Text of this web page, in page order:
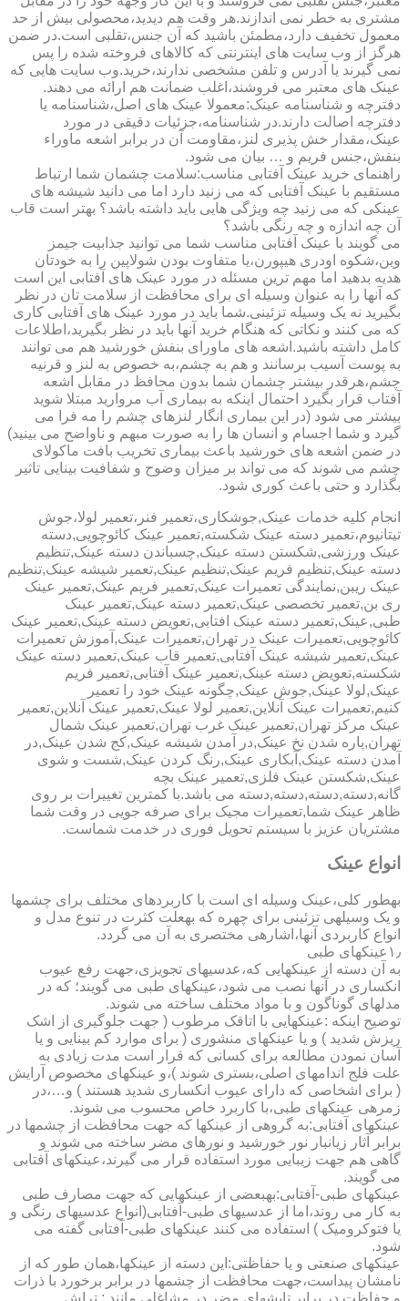
مشتری به خطر نمی اندازند.هر وقت هم دیدید،محصولی بیش از حد
معمول تخفیف دارد،مطمئن باشید که آن جنس،تقلبی است.در ضمن
هرگز از وب سایت های اینترنتی که کالاهای فروخته شده را پس
نمی گیرند یا آدرس و تلفن مشخصی ندارند،خرید.وب سایت هایی که
عینک های معتبر می فروشند،اغلب ضمانت هم ارائه می دهند.
دفترچه و شناسنامه عینک:معمولا عینک های اصل،شناسنامه یا
دفترچه اصالت دارند.در شناسنامه،جزئیات دقیقی در مورد
عینک،مقدار خش پذیری لنز،مقاومت آن در برابر اشعه ماوراء
بنفش،جنس فریم و … بیان می شود.
راهنمای خرید عینک آفتابی مناسب:سلامت چشمان شما ارتباط
مستقیم با عینک آفتابی که می زنید دارد اما می دانید شیشه های
عینکی که می زنید چه ویژگی هایی باید داشته باشد؟ بهتر است قاب
آن چه اندازه و چه رنگی باشد؟
می گویند با عینک آفتابی مناسب شما می توانید جذابیت جیمز
وین،شکوه اودری هیپورن،یا متفاوت بودن شولاپین را به خودتان
هدیه بدهید اما مهم ترین مسئله در مورد عینک های آفتابی این است
که آنها را به عنوان وسیله ای برای محافظت از سلامت تان در نظر
بگیرید نه یک وسیله تزئینی.شما باید در مورد عینک های آفتابی کاری
که می کنند و نکاتی که هنگام خرید آنها باید در نظر بگیرید،اطلاعات
کامل داشته باشید.اشعه های ماورای بنفش خورشید هم می توانند
به پوست آسیب برسانند و هم به چشم،به خصوص به لنز و قرنیه
چشم،هرقدر بیشتر چشمان شما بدون محافظ در مقابل اشعه
آفتاب قرار بگیرد احتمال اینکه به بیماری آب مروارید مبتلا شوید
بیشتر می شود (در این بیماری انگار لنزهای چشم را مه فرا می
گیرد و شما اجسام و انسان ها را به صورت مبهم و ناواضح می بینید)
در ضمن اشعه های خورشید باعث بیماری تخریب بافت ماکولای
چشم می شوند که می تواند بر میزان وضوح و شفافیت بینایی تاثیر
بگذارد و حتی باعث کوری شود.
انجام کلیه خدمات عینک,جوشکاری،تعمیر فنر،تعمیر لولا،جوش
تیتانیوم،تعمیر دسته عینک شکسته,تعمیر عینک کائوچویی,دسته
عینک ورزشی,شکستن دسته عینک,چسباندن دسته عینک,تنظیم
دسته عینک,تنظیم فریم عینک,تنظیم عینک,تعمیر شیشه عینک,تنظیم
عینک ریبن,نمایندگی تعمیرات عینک,تعمیر فریم عینک,تعمیر عینک
ری بن,تعمیر تخصصی عینک,تعمیر دسته عینک,تعمیر عینک
طبی,عینک,تعمیر دسته عینک افتابی,تعویض دسته عینک,تعمیر عینک
کائوچویی,تعمیرات عینک در تهران,تعمیرات عینک,آموزش تعمیرات
عینک,تعمیر شیشه عینک آفتابی,تعمیر قاب عینک,تعمیر دسته عینک
شکسته,تعویض دسته عینک,تعمیر عینک آفتابی,تعمیر فریم
عینک,لولا عینک,جوش عینک,چگونه عینک خود را تعمیر
کنیم,تعمیرات عینک آنلاین,تعمیر لولا عینک,تعمیر عینک آنلاین,تعمیر
عینک مرکز تهران,تعمیر عینک غرب تهران,تعمیر عینک شمال
تهران,پاره شدن نخ عینک,در آمدن شیشه عینک,کج شدن عینک,در
آمدن دسته عینک,آبکاری عینک,رنگ کردن عینک,شست و شوی
عینک,شکستن عینک فلزی,تعمیر عینک بچه
گانه,دسته,دسته,دسته,دسته می باشد.با کمترین تغییرات بر روی
ظاهر عینک شما,تعمیرات مجیک برای صرفه جویی در وقت شما
مشتریان عزیز با سیستم تحویل فوری در خدمت شماست.
انواع عینک
به­طور کلی،عینک وسیله ای است با کاربردهای مختلف برای چشمها
و یک وسیله­ی تزئینی برای چهره که به­علت کثرت در تنوع مدل و
انواع کاربردی آنها،اشاره­ی مختصری به آن می گردد.
۱٫عینکهای طبی
به آن دسته از عینکهایی که،عدسیهای تجویزی،جهت رفع عیوب
انکساری در آنها نصب می شود،عینکهای طبی می گویند؛ که در
مدلهای گوناگون و با مواد مختلف ساخته می شوند.
توضیح اینکه :عینکهایی با اتاقک مرطوب ( جهت جلوگیری از اشک
ریزش شدید ) و یا عینکهای منشوری ( برای موارد کم بینایی و یا
آسان نمودن مطالعه برای کسانی که قرار است مدت زیادی به
علت فلج اندامهای اصلی،بستری شوند )،و عینکهای مخصوص آرایش
( برای اشخاصی که دارای عیوب انکساری شدید هستند ) و…،در
زمره­ی عینکهای طبی،با کاربرد خاص محسوب می شوند.
عینکهای آفتابی:به گروهی از عینکها که جهت محافظت از چشمها در
برابر آثار زیانبار نور خورشید و نورهای مضر ساخته می شوند و
گاهی هم جهت زیبایی مورد استفاده قرار می گیرند،عینکهای آفتابی
می گویند.
عینکهای طبی-آفتابی:به­بعضی از عینکهایی که جهت مصارف طبی
به کار می روند،اما از عدسیهای طبی-آفتابی(انواع عدسیهای رنگی و
یا فتوکرومیک ) استفاده می کنند عینکهای طبی-آفتابی گفته می
شود.
عینکهای صنعتی و یا حفاظتی:این دسته از عینکها،همان طور که از
نامشان پیداست،جهت محافظت از چشمها در برابر برخورد با ذرات